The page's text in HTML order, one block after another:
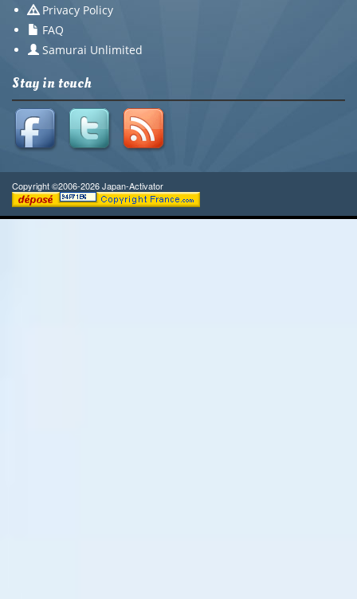
Privacy Policy
FAQ
Samurai Unlimited
Stay in touch
Copyright ©2006-2026 Japan-Activator